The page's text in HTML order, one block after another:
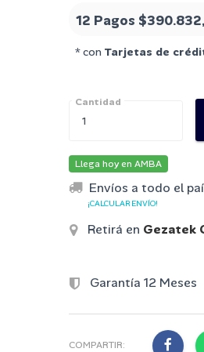
12 Pagos
* con Tarjetas de
Cantidad
Llega hoy en AMBA
Envíos a todo el
¡CALCULAR ENVÍO!
Retirá en Gezatek
Garantía 12 Meses
COMPARTIR: